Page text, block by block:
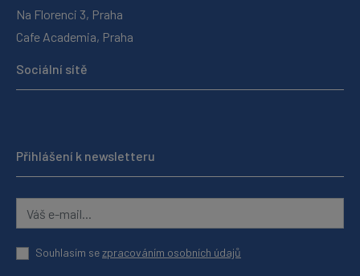
Na Florenci 3, Praha
Cafe Academia, Praha
Sociální sítě
Přihlášení k newsletteru
Souhlasím sezpracováním osobních údajů